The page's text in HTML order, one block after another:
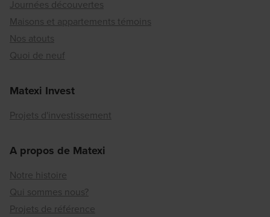
Journées découvertes
Maisons et appartements témoins
Nos atouts
Quoi de neuf
Matexi Invest
Projets d'investissement
A propos de Matexi
Notre histoire
Qui sommes nous?
Projets de référence